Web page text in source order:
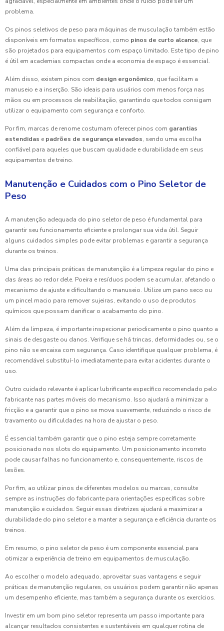
problema.
Os pinos seletivos de peso para máquinas de musculação também estão
disponíveis em formatos específicos, como pinos de curto alcance, que
são projetados para equipamentos com espaço limitado. Este tipo de pino
é útil em academias compactas onde a economia de espaço é essencial.
Além disso, existem pinos com design ergonômico, que facilitam a
manuseio e a inserção. São ideais para usuários com menos força nas
mãos ou em processos de reabilitação, garantindo que todos consigam
utilizar o equipamento com segurança e conforto.
Por fim, marcas de renome costumam oferecer pinos com garantias
estendidas e padrões de segurança elevados, sendo uma escolha
confiável para aqueles que buscam qualidade e durabilidade em seus
equipamentos de treino.
Manutenção e Cuidados com o Pino Seletor de
Peso
A manutenção adequada do pino seletor de peso é fundamental para
garantir seu funcionamento eficiente e prolongar sua vida útil. Seguir
alguns cuidados simples pode evitar problemas e garantir a segurança
durante os treinos.
Uma das principais práticas de manutenção é a limpeza regular do pino e
das áreas ao redor dele. Poeira e resíduos podem se acumular, afetando o
mecanismo de ajuste e dificultando o manuseio. Utilize um pano seco ou
um pincel macio para remover sujeiras, evitando o uso de produtos
químicos que possam danificar o acabamento do pino.
Além da limpeza, é importante inspecionar periodicamente o pino quanto a
sinais de desgaste ou danos. Verifique se há trincas, deformidades ou, se o
pino não se encaixa com segurança. Caso identifique qualquer problema, é
recomendável substituí-lo imediatamente para evitar acidentes durante o
uso.
Outro cuidado relevante é aplicar lubrificante específico recomendado pelo
fabricante nas partes móveis do mecanismo. Isso ajudará a minimizar a
fricção e a garantir que o pino se mova suavemente, reduzindo o risco de
travamento ou dificuldades na hora de ajustar o peso.
É essencial também garantir que o pino esteja sempre corretamente
posicionado nos slots do equipamento. Um posicionamento incorreto
pode causar falhas no funcionamento e, consequentemente, riscos de
lesões.
Por fim, ao utilizar pinos de diferentes modelos ou marcas, consulte
sempre as instruções do fabricante para orientações específicas sobre
manutenção e cuidados. Seguir essas diretrizes ajudará a maximizar a
durabilidade do pino seletor e a manter a segurança e eficiência durante os
treinos.
Em resumo, o pino seletor de peso é um componente essencial para
otimizar a experiência de treino em equipamentos de musculação.
Ao escolher o modelo adequado, aproveitar suas vantagens e seguir
práticas de manutenção regulares, os usuários podem garantir não apenas
um desempenho eficiente, mas também a segurança durante os exercícios.
Investir em um bom pino seletor representa um passo importante para
alcançar resultados consistentes e sustentáveis em qualquer rotina de